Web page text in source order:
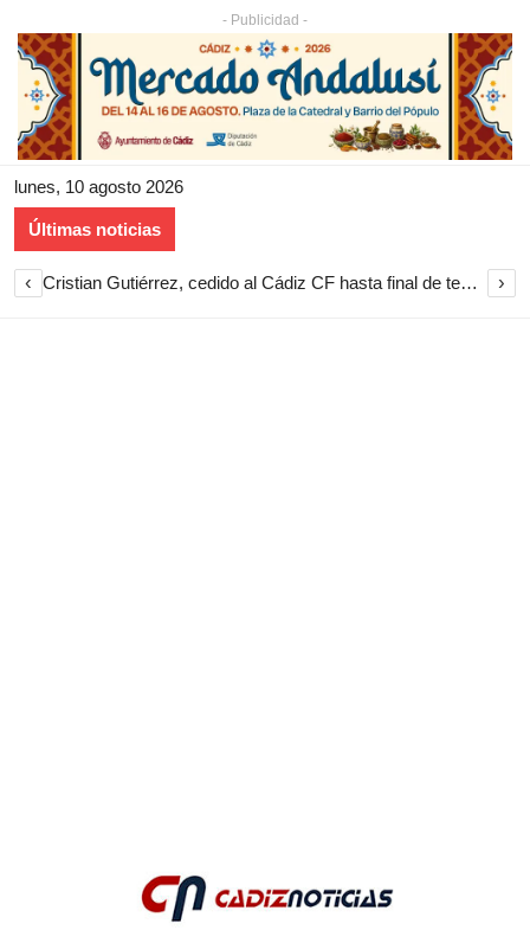
- Publicidad -
lunes, 10 agosto 2026
Últimas noticias
‹ Cristian Gutiérrez, cedido al Cádiz CF hasta final de temporada ›